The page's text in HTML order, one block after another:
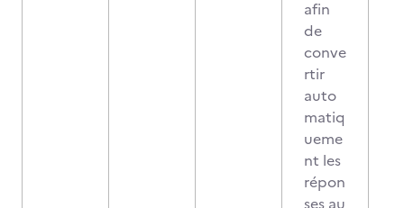
afin
de
conve
rtir
auto
matiq
ueme
nt les
répon
ses au